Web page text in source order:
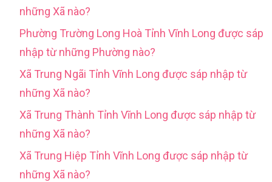
những Xã nào?
Phường Trường Long Hoà Tỉnh Vĩnh Long được sáp
nhập từ những Phường nào?
Xã Trung Ngãi Tỉnh Vĩnh Long được sáp nhập từ
những Xã nào?
Xã Trung Thành Tỉnh Vĩnh Long được sáp nhập từ
những Xã nào?
Xã Trung Hiệp Tỉnh Vĩnh Long được sáp nhập từ
những Xã nào?